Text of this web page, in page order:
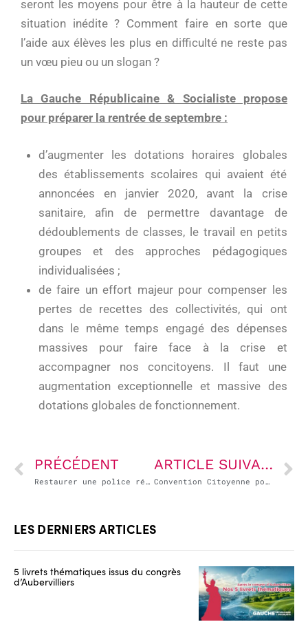
seront les moyens pour être à la hauteur de cette
situation inédite ? Comment faire en sorte que
l’aide aux élèves les plus en difficulté ne reste pas
un vœu pieu ou un slogan ?
La Gauche Républicaine & Socialiste propose
pour préparer la rentrée de septembre :
d’augmenter les dotations horaires globales
des établissements scolaires qui avaient été
annoncées en janvier 2020, avant la crise
sanitaire, afin de permettre davantage de
dédoublements de classes, le travail en petits
groupes et des approches pédagogiques
individualisées ;
de faire un effort majeur pour compenser les
pertes de recettes des collectivités, qui ont
dans le même temps engagé des dépenses
massives pour faire face à la crise et
accompagner nos concitoyens. Il faut une
augmentation exceptionnelle et massive des
dotations globales de fonctionnement.
PRÉCÉDENT
Restaurer une police républicaine
ARTICLE SUIVANT
Convention Citoyenne pour le Climat: Mais où est passée la justice sociale?
LES DERNIERS ARTICLES
5 livrets thématiques issus du congrès
d’Aubervilliers